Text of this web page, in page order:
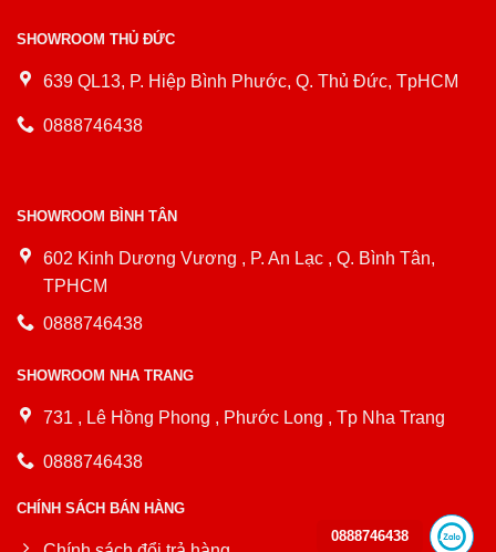
SHOWROOM THỦ ĐỨC
639 QL13, P. Hiệp Bình Phước, Q. Thủ Đức, TpHCM
0888746438
SHOWROOM BÌNH TÂN
602 Kinh Dương Vương , P. An Lạc , Q. Bình Tân,
TPHCM
0888746438
SHOWROOM NHA TRANG
731 , Lê Hồng Phong , Phước Long , Tp Nha Trang
0888746438
CHÍNH SÁCH BÁN HÀNG
0888746438